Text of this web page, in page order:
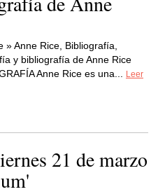
» Anne Rice, Bibliografía,
y bibliografía de Anne Rice
Anne Rice es una...
Leer
21 de marzo